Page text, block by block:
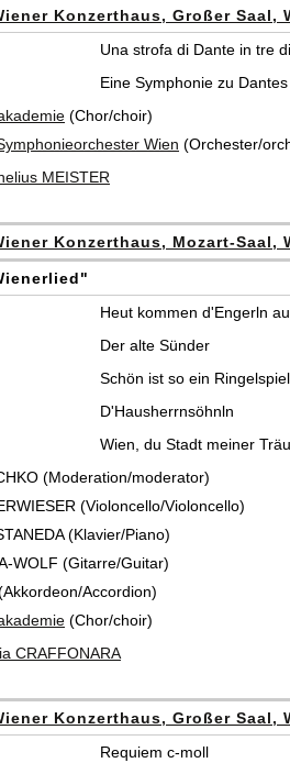
Konzerthaus, Großer Saal,
Una strofa di Dante in tre
Eine Symphonie zu
(Chor/choir)
Wien (Orchester/
MEISTER
Konzerthaus, Mozart-Saal,
Heut kommen d'Engerln
Der alte Sünder
Schön ist so ein Ringelspiel
D'Hausherrnsöhnln
Wien, du Stadt meiner
(Moderation/moderator)
(Violoncello/Violoncello)
(Klavier/Piano)
WOLF (Gitarre/Guitar)
Accordion)
(Chor/choir)
CRAFFONARA
Konzerthaus, Großer Saal,
Requiem c-moll